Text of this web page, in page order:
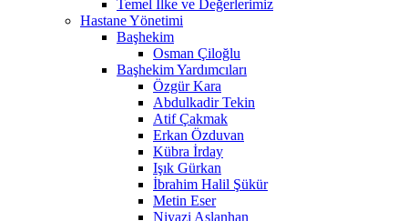
Temel İlke ve Değerlerimiz
Hastane Yönetimi
Başhekim
Osman Çiloğlu
Başhekim Yardımcıları
Özgür Kara
Abdulkadir Tekin
Atif Çakmak
Erkan Özduvan
Kübra İrday
Işık Gürkan
İbrahim Halil Şükür
Metin Eser
Niyazi Aslanhan